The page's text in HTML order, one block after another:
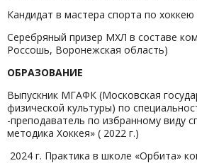
Кандидат в мастера спорта по
Серебряный призер МХЛ в составе
Россошь, Воронежская область)
ОБРАЗОВАНИЕ
Выпускник МГАФК (Московская
физической культуры) по
-преподаватель по избранному виду
методика Хоккея» ( 2022 г.)
2024 г. Практика в школе «Орбита»